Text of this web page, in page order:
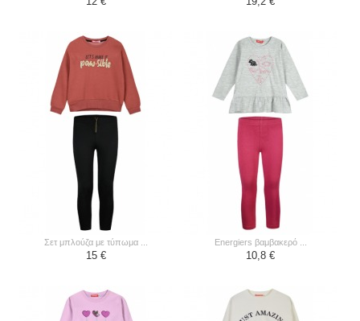
σετ μπλούζα με τύπωμα ...
15 €
energiers βαμβακερό ...
10,8 €